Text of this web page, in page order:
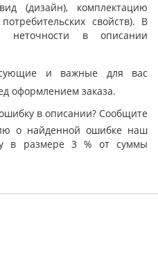
(дизайн), комплектацию
свойств). В
в описании
и важные для вас
оформлением заказа.
в описании? Сообщите
о найденной ошибке наш
в размере 3 % от суммы